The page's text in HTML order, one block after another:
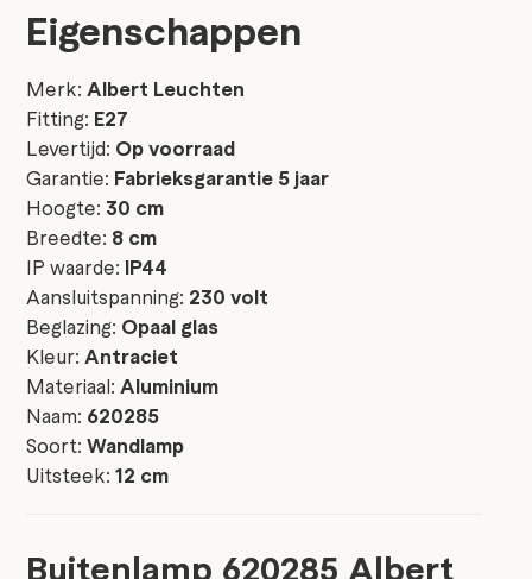
Eigenschappen
Merk: Albert Leuchten
Fitting: E27
Levertijd: Op voorraad
Garantie: Fabrieksgarantie 5 jaar
Hoogte: 30 cm
Breedte: 8 cm
IP waarde: IP44
Aansluitspanning: 230 volt
Beglazing: Opaal glas
Kleur: Antraciet
Materiaal: Aluminium
Naam: 620285
Soort:Wandlamp
Uitsteek:12 cm
Buitenlamp 620285 Albert